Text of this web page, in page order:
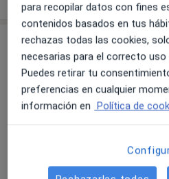
Miranza IBO Miramar
Oftalmólogo
para recopilar datos con fines
contenidos basados en tus
rechazas todas las cookies,
necesarias para el correcto uso
Puedes retirar tu
preferencias en cualquier
información en Política de